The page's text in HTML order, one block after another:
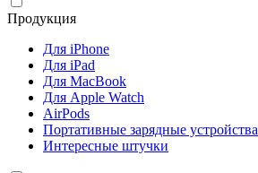
Продукция
Для iPhone
Для iPad
Для MacBook
Для Apple Watch
AirPods
Портативные зарядные устройства
Интересные штучки